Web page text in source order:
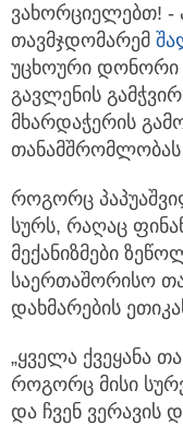
ვახორციელებთ! -
თავმჯდომარემ
უცხოური დონორი
გავლენის
მხარდაჭერის
როგორც
სურს, რაღაც
მექანიზმები
საერთაშორისო
დახმარების
„ყველა ქვეყანა
როგორც მისი
და ჩვენ ვერავის